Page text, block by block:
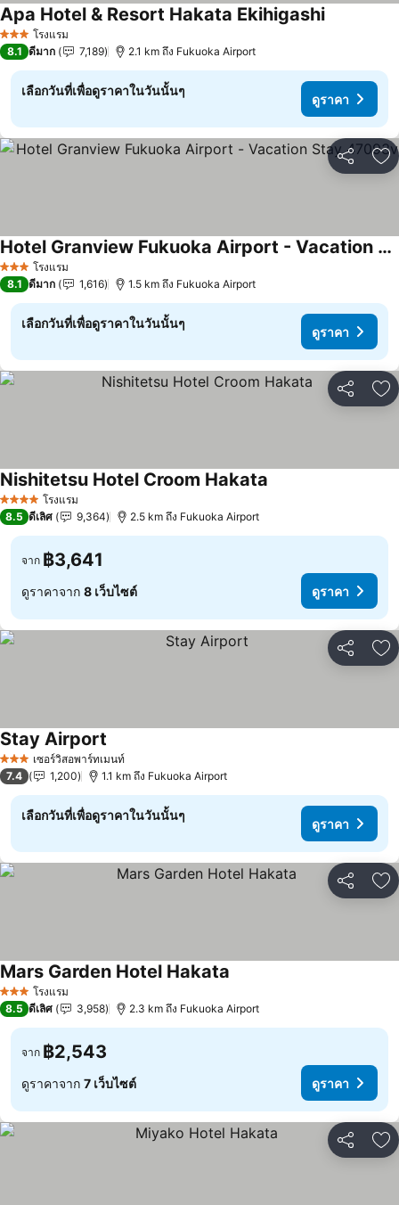
3 ดาว โรงแรม
Apa Hotel & Resort Hakata Ekihigashiดูราคา
8.1 ดีมาก 7,189 2.1 km ถึง Fukuoka Airport
เลือกวันที่เพื่อดูราคาในวันนั้นๆ
ดูราคา
แชร์ เ
3 ดาว โรงแรม
Hotel Granview Fukuoka Airport - Vacation Stay 47093v
ดูราคา
8.1 ดีมาก 1,616 1.5 km ถึง Fukuoka Airport
เลือกวันที่เพื่อดูราคาในวันนั้นๆ
ดูราคา
แชร์ เ
4 ดาว โรงแรม
Nishitetsu Hotel Croom Hakata
8.5 ดีเลิศ 9,364 2.5 km ถึง Fukuoka Airport
จาก ฿3,641
ดูราคาจาก 8 เว็บไซต์ ดูราคา
แชร์ เ
3 ดาว เซอร์วิสอพาร์ทเมนท์
Stay Airport ดูราคา
7.4 1,200 1.1 km ถึง Fukuoka Airport
เลือกวันที่เพื่อดูราคาในวันนั้นๆ
ดูราคา
แชร์ เ
3 ดาว โรงแรม
Mars Garden Hotel Hakata
8.5 ดีเลิศ 3,958 2.3 km ถึง Fukuoka Airport
จาก ฿2,543
ดูราคาจาก 7 เว็บไซต์ ดูราคา
แชร์ เ